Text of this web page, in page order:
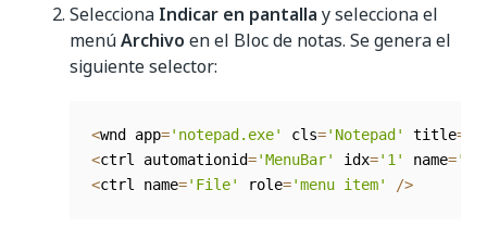
Selecciona Indicar en pantalla y selecciona el
menúArchivo en el Bloc de notas. Se genera el
siguiente selector:
<wnd app='notepad.exe' cls='Notepad' title=
<ctrl automationid='MenuBar' idx='1' name=
<ctrl name='File' role='menu item' />